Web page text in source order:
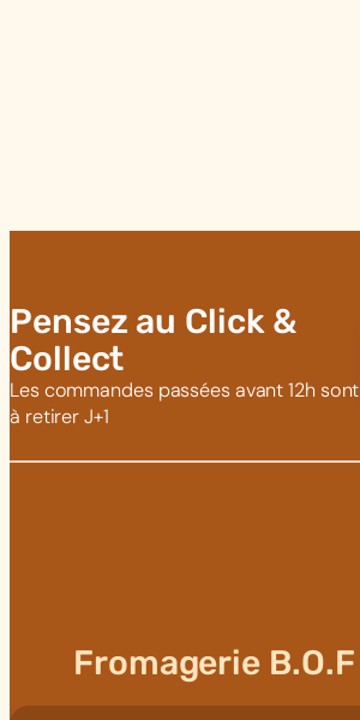
Pensez au Click &
Collect
Les commandes passées avant 12h sont
à retirer J+1
Fromagerie B.O.F